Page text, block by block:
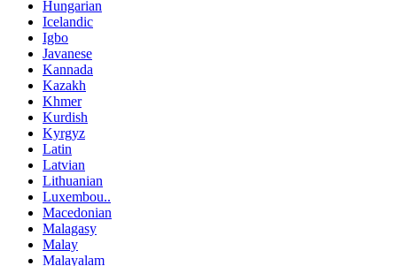
Hungarian
Icelandic
Igbo
Javanese
Kannada
Kazakh
Khmer
Kurdish
Kyrgyz
Latin
Latvian
Lithuanian
Luxembou..
Macedonian
Malagasy
Malay
Malayalam